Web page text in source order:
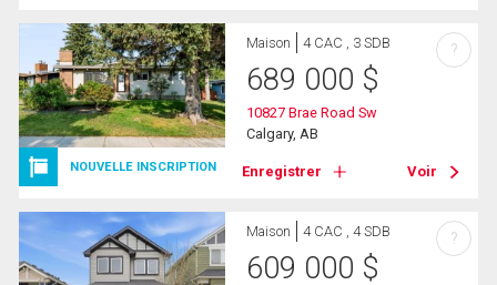
NOUVELLE INSCRIPTION
Maison 4 CAC , 3 SDB
689 000 $
10827 Brae Road Sw
Calgary, AB
Enregistrer Voir
?
Maison 4 CAC , 4 SDB
609 000 $
?